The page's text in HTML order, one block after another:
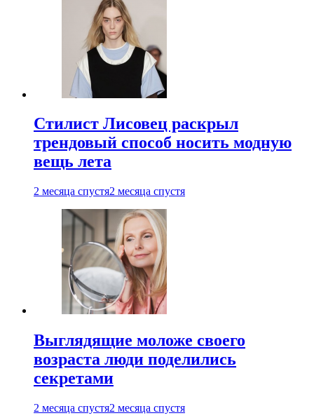
Стилист Лисовец раскрыл
трендовый способ носить модную
вещь лета
2 месяца спустя2 месяца спустя
Выглядящие моложе своего
возраста люди поделились
секретами
2 месяца спустя2 месяца спустя